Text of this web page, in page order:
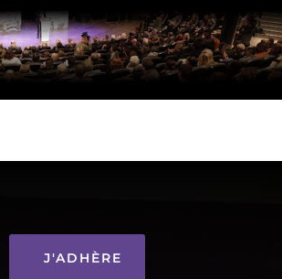
J'ADHÈRE